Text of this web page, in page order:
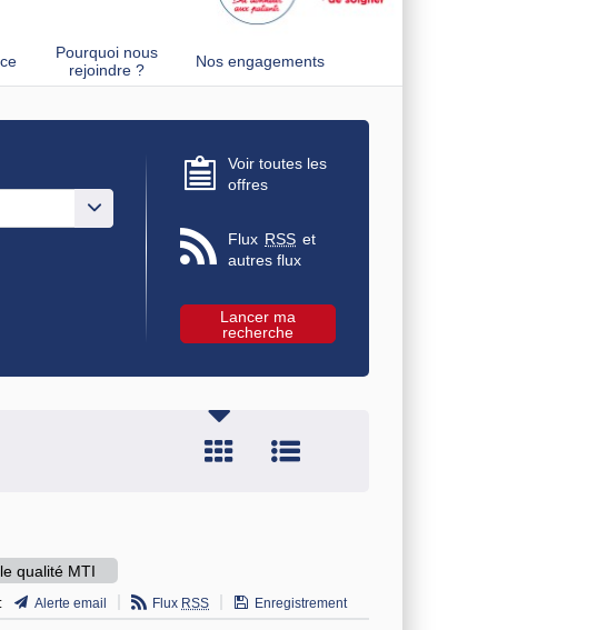
Pourquoi nous
rejoindre ?
Nos engagements
une ou des valeurs
Voir toutes les
offres
Flux RSS et
autres flux
qualité MTI
Alerte email Flux RSS
Enregistrement